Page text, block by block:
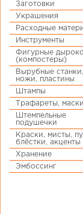
Заготовки
Украшения
Расходные
Инструменты
Фигурные
(компостеры)
Вырубные станки,
ножи, пластины
Штампы
Трафареты, маски
Штемпельные
подушечки
Краски, мисты,
блёстки, акценты
Хранение
Эмбоссинг